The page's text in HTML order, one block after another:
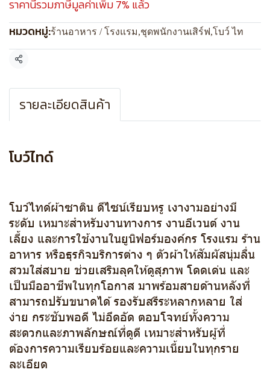
ราคานี้รวมภาษีมูลค่าเพิ่ม 7% แล้ว
หมวดหมู่:ร้านอาหาร / โรงแรม,ชุดพนักงานเสิร์ฟ,โบว์ ไท
แชร์
รายละเอียดสินค้า
โบว์ไทด์
โบว์ไทด์ผ้าซาติน ดีไซน์เรียบหรู เงางามอย่างมี
ระดับ เหมาะสำหรับงานทางการ งานอีเวนต์ งาน
เลี้ยง และการใช้งานในยูนิฟอร์มองค์กร โรงแรม ร้าน
อาหาร หรือธุรกิจบริการต่าง ๆ ตัวผ้าให้สัมผัสนุ่มลื่น
สวมใส่สบาย ช่วยเสริมลุคให้ดูสุภาพ โดดเด่น และ
เป็นมืออาชีพในทุกโอกาส มาพร้อมสายด้านหลังที่
สามารถปรับขนาดได้ รองรับสรีระหลากหลาย ใส่
ง่าย กระชับพอดี ไม่อึดอัด ตอบโจทย์ทั้งความ
สะดวกและภาพลักษณ์ที่ดูดี เหมาะสำหรับผู้ที่
ต้องการความเรียบร้อยและความเนี้ยบในทุกราย
ละเอียด